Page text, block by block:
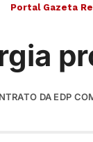
Portal Gazeta
DA EDP